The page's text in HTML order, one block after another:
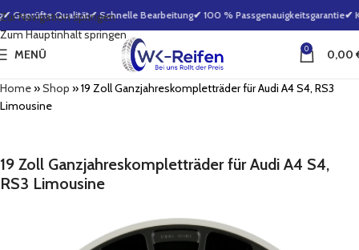
Zur Navigation springen
Zum Hauptinhalt springen
Geprüfte Qualität✔ Schnelle Bearbeitung✔ 100 % Passgenauigkeitsgarantie✔
MENÜ 0 0,00
Home»Shop »19 Zoll Ganzjahreskompletträder für Audi A4 S4, RS3
Limousine
19 Zoll Ganzjahreskompletträder für Audi A4 S4,
RS3 Limousine